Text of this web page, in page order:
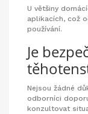
U většiny
aplikacích, což
používání.
Je
Nejsou žádné
odborníci
konzultovat